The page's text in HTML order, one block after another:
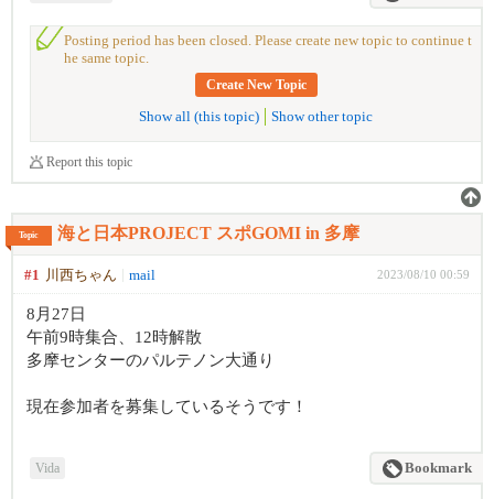
Posting period has been closed. Please create new topic to continue t
he same topic.
Create New Topic
Show all (this topic) Show other topic
Report this topic
Topic 海と日本PROJECT スポGOMI in 多摩
#1 川西ちゃん mail 2023/08/10 00:59
8月27日
午前9時集合、12時解散
多摩センターのパルテノン大通り
現在参加者を募集しているそうです！
Vida Bookmark